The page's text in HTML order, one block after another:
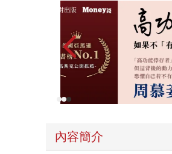
退路。 更動人的是，這本書最後帶領我們走向的，並非單純的財富累積，而是人生的「主控權」與「平衡」。波多爾斯基教導我們使用「全天候」的框架來面對市
場，其實也是在教導我們
上的增長，更是一份心靈
從焦慮中騰出空間，去擁
內容簡介